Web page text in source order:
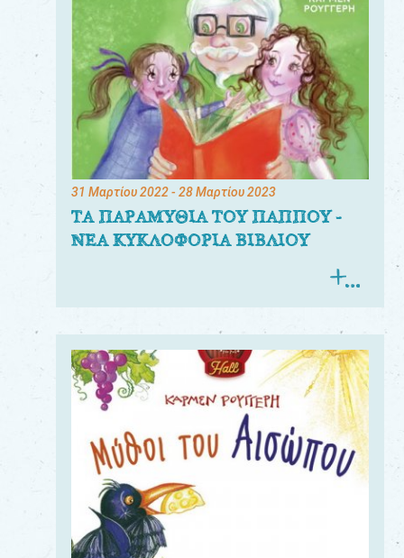
31 Μαρτίου 2022- 28 Μαρτίου 2023
ΤΑ ΠΑΡΑΜΥΘΙΑ ΤΟΥ ΠΑΠΠΟΥ -
ΝΕΑ ΚΥΚΛΟΦΟΡΙΑ ΒΙΒΛΙΟΥ